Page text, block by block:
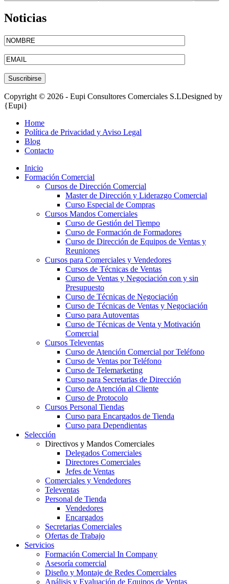
Noticias
Copyright © 2026 - Eupi Consultores Comerciales S.LDesigned by
{Eupi}
Home
Política de Privacidad y Aviso Legal
Blog
Contacto
Inicio
Formación Comercial
Cursos de Dirección Comercial
Master de Dirección y Liderazgo Comercial
Curso Especial de Compras
Cursos Mandos Comerciales
Curso de Gestión del Tiempo
Curso de Formación de Formadores
Curso de Dirección de Equipos de Ventas y
Reuniones
Cursos para Comerciales y Vendedores
Cursos de Técnicas de Ventas
Curso de Ventas y Negociación con y sin
Presupuesto
Curso de Técnicas de Negociación
Curso de Técnicas de Ventas y Negociación
Curso para Autoventas
Curso de Técnicas de Venta y Motivación
Comercial
Cursos Televentas
Curso de Atención Comercial por Teléfono
Curso de Ventas por Teléfono
Curso de Telemarketing
Curso para Secretarias de Dirección
Curso de Atención al Cliente
Curso de Protocolo
Cursos Personal Tiendas
Curso para Encargados de Tienda
Curso para Dependientas
Selección
Directivos y Mandos Comerciales
Delegados Comerciales
Directores Comerciales
Jefes de Ventas
Comerciales y Vendedores
Televentas
Personal de Tienda
Vendedores
Encargados
Secretarias Comerciales
Ofertas de Trabajo
Servicios
Formación Comercial In Company
Asesoría comercial
Diseño y Montaje de Redes Comerciales
Análisis y Evaluación de Equipos de Ventas